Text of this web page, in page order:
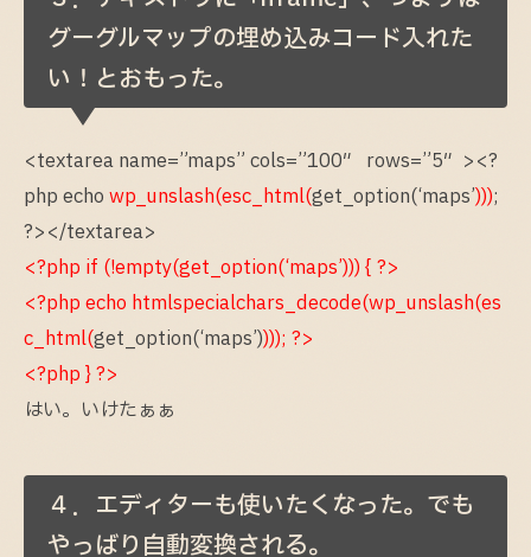
グーグルマップの埋め込みコード入れた
い！とおもった。
<textarea name=”maps” cols=”100″ rows=”5″><?
php echo wp_unslash(esc_html(get_option(‘maps’)));
?></textarea>
<?php if (!empty(get_option(‘maps’))) { ?>
<?php echo htmlspecialchars_decode(wp_unslash(es
c_html(get_option(‘maps’)))); ?>
<?php } ?>
はい。いけたぁぁ
４．エディターも使いたくなった。でも
やっばり自動変換される。